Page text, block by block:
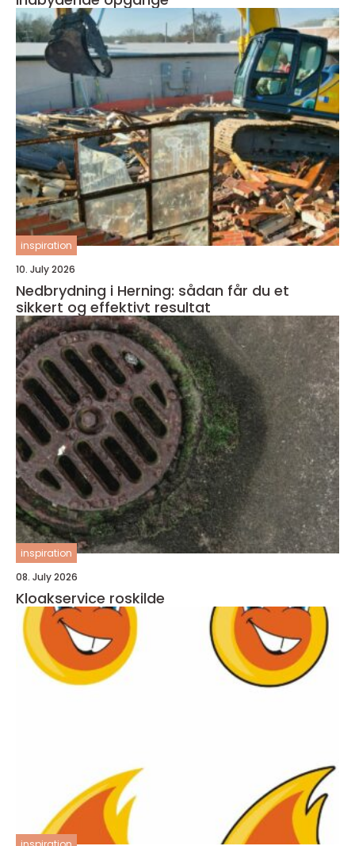
inspiration
10. July 2026
Nedbrydning i Herning: sådan får du et
sikkert og effektivt resultat
inspiration
08. July 2026
Kloakservice roskilde